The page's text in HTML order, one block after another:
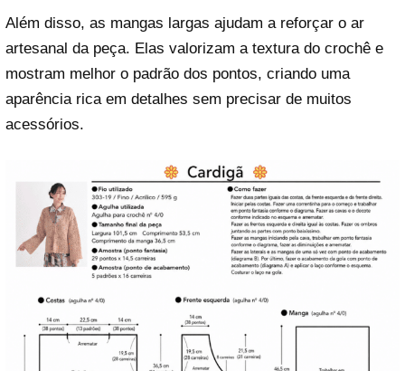
Além disso, as mangas largas ajudam a reforçar o ar
artesanal da peça. Elas valorizam a textura do crochê e
mostram melhor o padrão dos pontos, criando uma
aparência rica em detalhes sem precisar de muitos
acessórios.